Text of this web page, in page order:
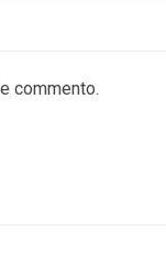
commento.